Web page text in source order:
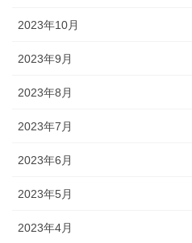
2023年10月
2023年9月
2023年8月
2023年7月
2023年6月
2023年5月
2023年4月